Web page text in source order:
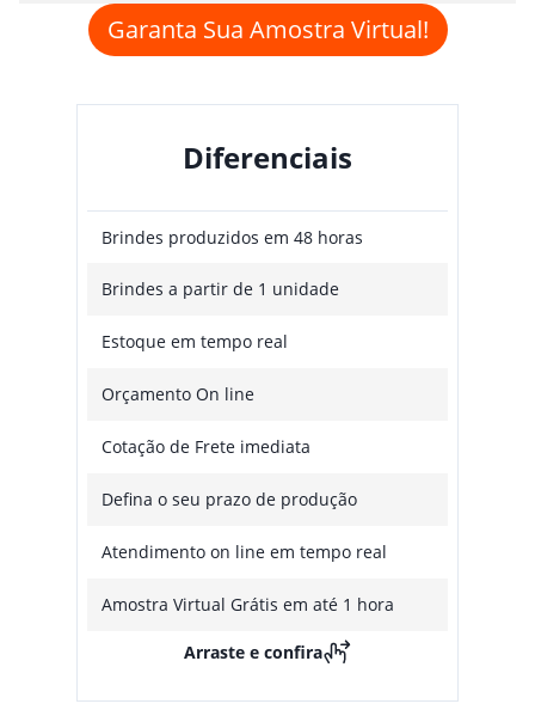
Garanta Sua Amostra Virtual!
Diferenciais
Brindes produzidos em 48 horas
Brindes a partir de 1 unidade
Estoque em tempo real
Orçamento On line
Cotação de Frete imediata
Defina o seu prazo de produção
Atendimento on line em tempo real
Amostra Virtual Grátis em até 1 hora
Arraste e confira